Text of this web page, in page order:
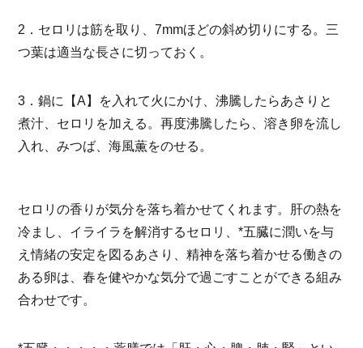
2．セロリは筋を取り、7mmほどの斜め切りにする。三
つ葉は適当な長さに切っておく。
3．鍋に【A】を入れて火にかけ、沸騰したらあさりと
煮汁、セロリを加える。再度沸騰したら、溶き卵を流し
入れ、みつば、海風薫をのせる。
セロリの香りが気分を落ち着かせてくれます。肝の熱を
冷まし、イライラを解消するセロリ、*五臓に潤いを与
え情緒の安定を図るあさり、精神を落ち着かせる働きの
ある卵は、春を健やかな気分で過ごすことができる組み
合わせです。